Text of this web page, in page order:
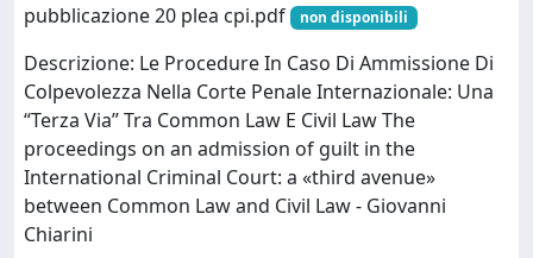
pubblicazione 20 plea cpi.pdf
non disponibili
Descrizione: Le Procedure In Caso Di Ammissione Di
Colpevolezza Nella Corte Penale Internazionale: Una
“Terza Via” Tra Common Law E Civil Law The
proceedings on an admission of guilt in the
International Criminal Court: a «third avenue»
between Common Law and Civil Law - Giovanni
Chiarini